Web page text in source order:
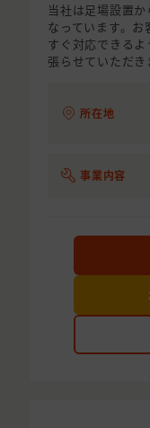
当社は足場設置
なっています。
すぐ対応できる
張らせていただき
所在地
事業内容